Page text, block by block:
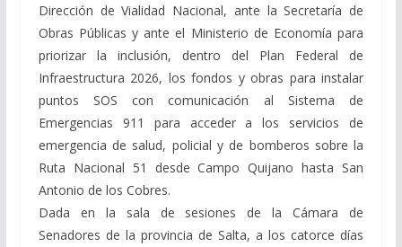
Dirección de Vialidad Nacional, ante la Secretaría de
Obras Públicas y ante el Ministerio de Economía para
priorizar la inclusión, dentro del Plan Federal de
Infraestructura 2026, los fondos y obras para instalar
puntos SOS con comunicación al Sistema de
Emergencias 911 para acceder a los servicios de
emergencia de salud, policial y de bomberos sobre la
Ruta Nacional 51 desde Campo Quijano hasta San
Antonio de los Cobres.
Dada en la sala de sesiones de la Cámara de
Senadores de la provincia de Salta, a los catorce días